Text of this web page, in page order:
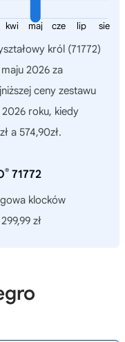
sie
lip
cze
maj
kwi
król (71772)
2026 za
ceny zestawu
2026 roku, kiedy
a 574,90zł.
® 71772
klocków
zł